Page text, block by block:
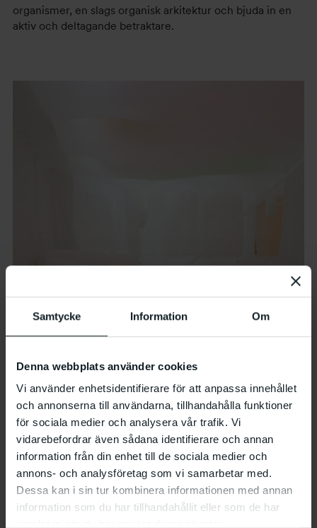
Samtycke Information Om
Denna webbplats använder cookies
Vi använder enhetsidentifierare för att anpassa innehållet
och annonserna till användarna, tillhandahålla funktioner
för sociala medier och analysera vår trafik. Vi
vidarebefordrar även sådana identifierare och annan
information från din enhet till de sociala medier och
annons- och analysföretag som vi samarbetar med.
Dessa kan i sin tur kombinera informationen med annan
information som du har tillhandahållit eller som de har
organismer, en slags organisk arkitektur och bjuda in en
aktiv och deltagande betraktare.
Foto: Kajsa Lindskog